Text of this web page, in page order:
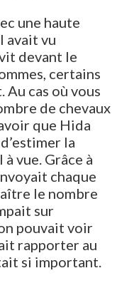
une haute
avait vu
devant le
certains
Au cas où vous
de chevaux
que Hida
la
vue. Grâce à
chaque
le nombre
sur
pouvait voir
rapporter au
si important.